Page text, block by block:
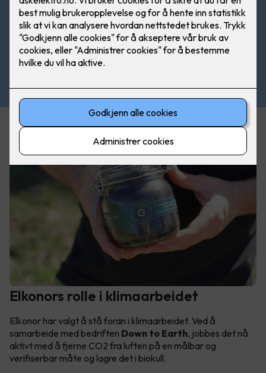
Elkonors rolle i klimaarbeidet
Elkonor har valgt å stå foran i klimaarbeidet. Ved å
samarbeide med bedriften Down to Earth, jobbes det nå
aktivt med å fjerne CO2 fra luften på en målbar og
verifiserbar måte og lagre det i biokull.